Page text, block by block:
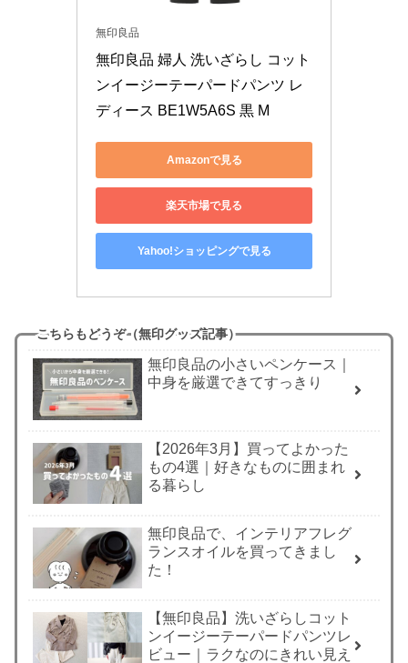
無印良品
無印良品 婦人 洗いざらし コット
ンイージーテーパードパンツ レ
ディース BE1W5A6S 黒 M
Amazonで見る
楽天市場で見る
Yahoo!ショッピングで見る
こちらもどうぞ（無印グッズ記事）
無印良品の小さいペンケース｜
中身を厳選できてすっきり
【2026年3月】買ってよかった
もの4選｜好きなものに囲まれ
る暮らし
無印良品で、インテリアフレグ
ランスオイルを買ってきまし
た！
【無印良品】洗いざらしコット
ンイージーテーパードパンツレ
ビュー｜ラクなのにきれい見え